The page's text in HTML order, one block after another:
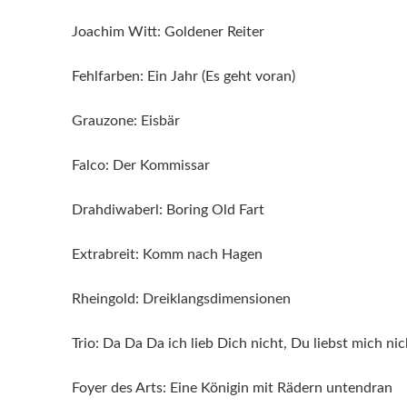
Joachim Witt: Goldener Reiter
Fehlfarben: Ein Jahr (Es geht voran)
Grauzone: Eisbär
Falco: Der Kommissar
Drahdiwaberl: Boring Old Fart
Extrabreit: Komm nach Hagen
Rheingold: Dreiklangsdimensionen
Trio: Da Da Da ich lieb Dich nicht, Du liebst mich
Foyer des Arts: Eine Königin mit Rädern untendran